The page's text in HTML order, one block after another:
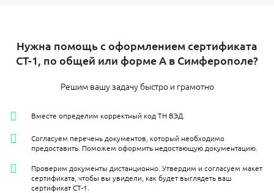
Нужна помощь с оформлением сертификата
СТ-1, по общей или форме А в Симферополе?
Решим вашу задачу быстро и грамотно
Вместе определим корректный код ТН ВЭД.
Согласуем перечень документов, который необходимо
предоставить. Поможем оформить недостающую документацию.
Проверим документы дистанционно. Утвердим и согласуем макет
сертификата, чтобы вы увидели, как будет выглядеть ваш
сертификат СТ-1.